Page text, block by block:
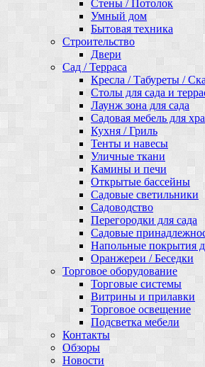
Стены / Потолок
Умный дом
Бытовая техника
Строительство
Двери
Сад / Терраса
Кресла / Табуреты /
Столы для сада и
Лаунж зона для сада
Садовая мебель для
Кухня / Гриль
Тенты и навесы
Уличные ткани
Камины и печи
Открытые бассейны
Садовые светильники
Садоводство
Перегородки для сада
Садовые
Напольные покрытия
Оранжереи / Беседки
Торговое оборудование
Торговые системы
Витрины и прилавки
Торговое освещение
Подсветка мебели
Контакты
Обзоры
Новости